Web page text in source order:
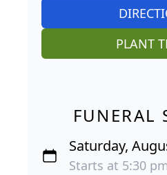
PLANT
FUNERAL
Saturday,
Starts at 5:30